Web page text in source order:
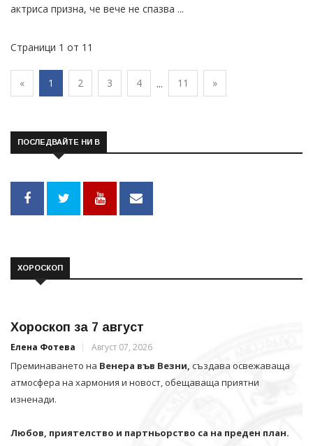
актриса призна, че вече не спазва ...
Страници 1 от 11
« 1 2 3 4 ... 11 »
ПОСЛЕДВАЙТЕ НИ В
ХОРОСКОП
Хороскоп за 7 август
Елена Фотева Август 07, 2026
Преминаването на Венера във Везни, създава освежаваща
атмосфера на хармония и новост, обещаваща приятни
изненади.
Любов, приятелство и партньорство са на преден план.